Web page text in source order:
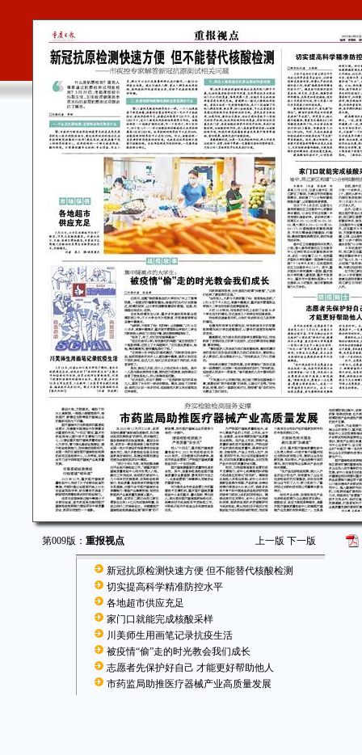
第009版： 重报视点 上一版 下一版
新冠抗原检测快速方便 但不能替代核酸检测
切实提高科学精准防控水平
各地超市供应充足
家门口就能完成核酸采样
川美师生用画笔记录抗疫生活
被疫情“偷”走的时光教会我们成长
志愿者先保护好自己 才能更好帮助他人
市药监局助推医疗器械产业高质量发展